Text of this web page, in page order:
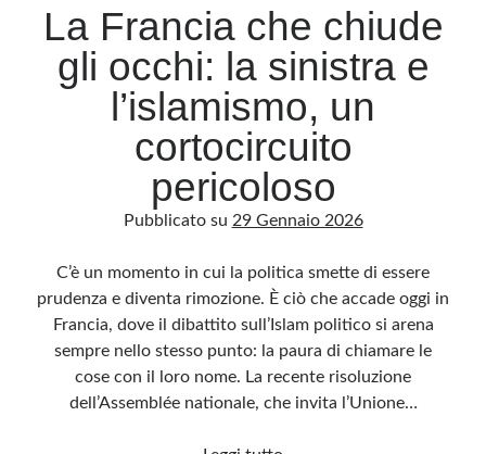
La Francia che chiude
gli occhi: la sinistra e
l’islamismo, un
cortocircuito
pericoloso
Pubblicato su 29 Gennaio 2026
C’è un momento in cui la politica smette di essere
prudenza e diventa rimozione. È ciò che accade oggi in
Francia, dove il dibattito sull’Islam politico si arena
sempre nello stesso punto: la paura di chiamare le
cose con il loro nome. La recente risoluzione
dell’Assemblée nationale, che invita l’Unione…